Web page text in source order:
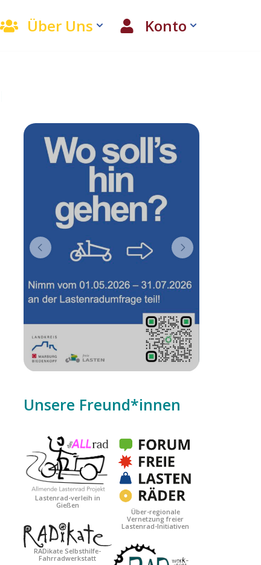
Über Uns Konto
Date
Unsere Freund*innen
Lastenrad-verleih in
Gießen
RADikate Selbsthilfe-
Fahrradwerkstatt
Über-regionale
Vernetzung freier
Lastenrad-Initiativen